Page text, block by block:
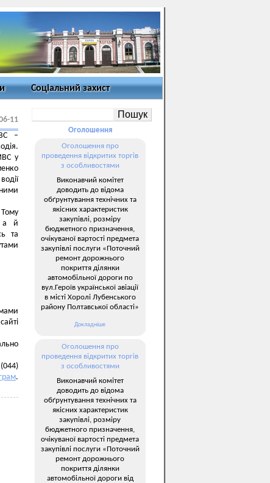
Соціальний захист
11
–
у
Тому
а й
та
.
Оголошення
Оголошення про
проведення відкритих торгів
з особливостями
Виконавчий комітет
доводить до відома
обґрунтування технічних та
якісних характеристик
закупівлі, розміру
бюджетного призначення,
очікуваної вартості предмета
закупівлі послуги «Поточний
ремонт дорожнього
покриття ділянки
автомобільної дороги по
вул.Героїв української авіації
в місті Хоролі Лубенського
району Полтавської області»
Докладніше
Оголошення про
проведення відкритих торгів
з особливостями
Виконавчий комітет
доводить до відома
обґрунтування технічних та
якісних характеристик
закупівлі, розміру
бюджетного призначення,
очікуваної вартості предмета
закупівлі послуги «Поточний
ремонт дорожнього
покриття ділянки
автомобільної дороги від